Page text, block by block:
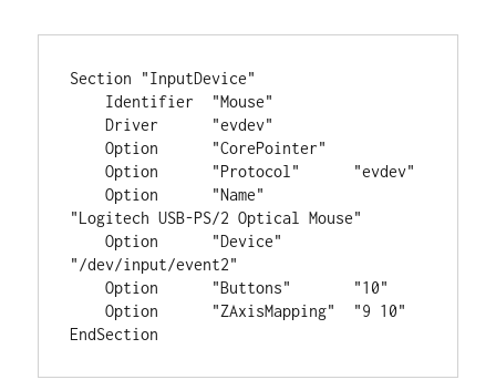
Section "InputDevice"
    Driver      "evdev"
    Option      "CorePointer"
    Option      "Protocol"      "evdev"
    Option      "Name"
"Logitech USB-PS/2 Optical Mouse"
    Option      "Device"
"/dev/input/event2"
    Option      "Buttons"       "10"
    Option      "ZAxisMapping"  "9 10"